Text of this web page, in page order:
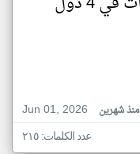
Jun 01, 2026
منذ شهرين
عدد الكلمات: ٢١٥